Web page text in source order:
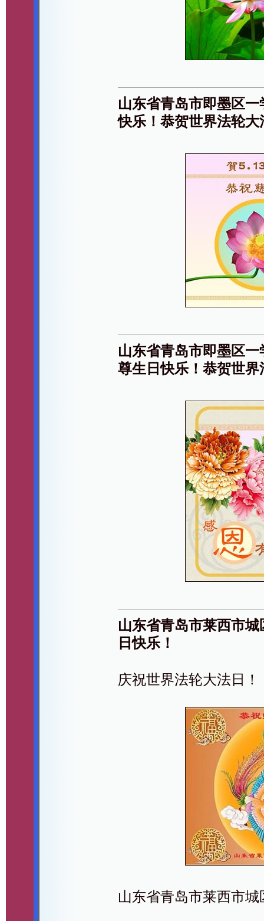
山东省青岛市即墨区
快乐！恭贺世界法轮大
山东省青岛市即墨区
尊生日快乐！恭贺世界
山东省青岛市莱西市
日快乐！
庆祝世界法轮大法日！
山东省青岛市莱西市